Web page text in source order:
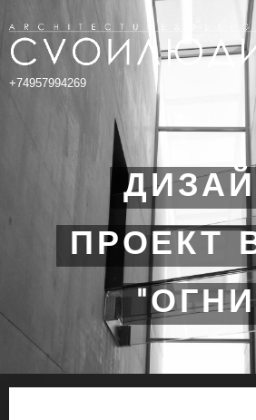
+74957994269
ПРОЕКТ